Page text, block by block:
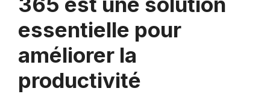
essentielle pour
améliorer la
productivité